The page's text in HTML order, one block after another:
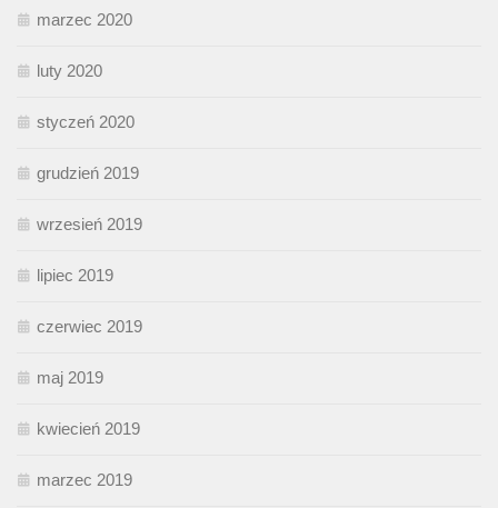
marzec 2020
luty 2020
styczeń 2020
grudzień 2019
wrzesień 2019
lipiec 2019
czerwiec 2019
maj 2019
kwiecień 2019
marzec 2019